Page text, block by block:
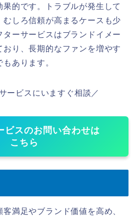
的です。トラブルが発生して
むしろ信頼が高まるケースも少
ターサービスはブランドイメー
おり、長期的なファンを増やす
あります。
ービスにいますぐ相談／
ビスのお問い合わせは
こちら
満足やブランド価値を高め、